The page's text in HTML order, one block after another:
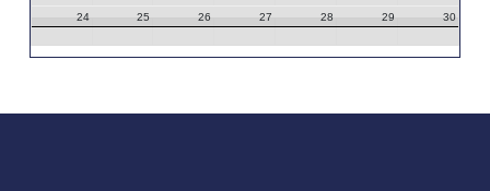
24 25 26 27 28 29 30